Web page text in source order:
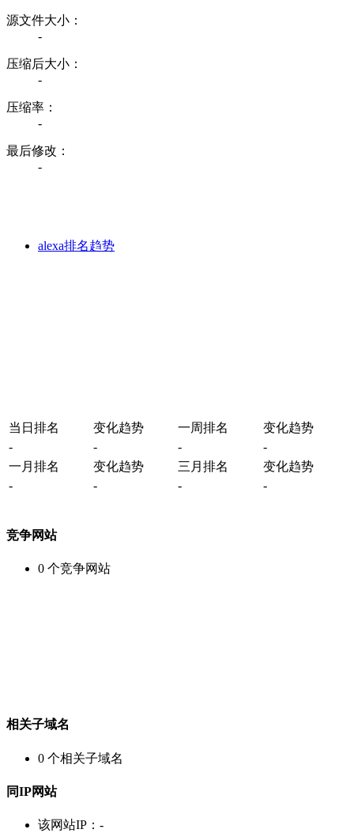
源文件大小：
-
压缩后大小：
-
压缩率：
-
最后修改：
-
alexa排名趋势
当日排名 变化趋势 一周排名
变化趋势
-
- -
-
一月排名
变化趋势 三月排名
变化趋势
-
- - -
竞争网站
0 个竞争网站
相关子域名
0 个相关子域名
同IP网站
该网站IP： -